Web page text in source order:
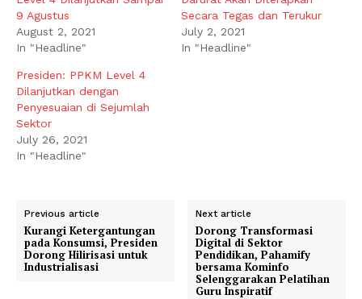
9 Agustus
August 2, 2021
In "Headline"
Secara Tegas dan Terukur
July 2, 2021
In "Headline"
Presiden: PPKM Level 4
Dilanjutkan dengan
Penyesuaian di Sejumlah
Sektor
July 26, 2021
In "Headline"
Previous article
Kurangi Ketergantungan
pada Konsumsi, Presiden
Dorong Hilirisasi untuk
Industrialisasi
Next article
Dorong Transformasi
Digital di Sektor
Pendidikan, Pahamify
bersama Kominfo
Selenggarakan Pelatihan
Guru Inspiratif